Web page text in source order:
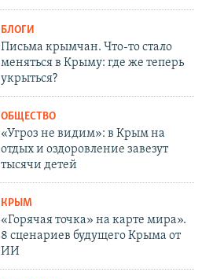
БЛОГИ
Письма крымчан. Что-то стало
меняться в Крыму: где же теперь
укрыться?
ОБЩЕСТВО
«Угроз не видим»: в Крым на
отдых и оздоровление завезут
тысячи детей
КРЫМ
«Горячая точка» на карте мира».
8 сценариев будущего Крыма от
ИИ